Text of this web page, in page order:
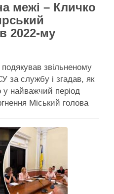
межі – Кличко
2022-му
звільненому
за службу і згадав, як
найважчий період
Міський голова
з посади
Міський голова Києва
компліментарний
Головнокомандувача